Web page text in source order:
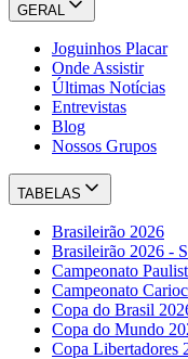
GERAL
Joguinhos Placar
Onde Assistir
Últimas Notícias
Entrevistas
Blog
Nossos Grupos
TABELAS
Brasileirão 2026
Brasileirão 2026 -
Campeonato
Campeonato
Copa do Brasil
Copa do Mundo
Copa Libertadores